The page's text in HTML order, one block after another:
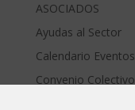
ASOCIADOS
Ayudas al Sector
Calendario Eventos
Convenio Colectivo